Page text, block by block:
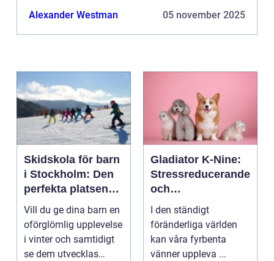
Alexander Westman 05 november 2025
Skidskola för barn
i Stockholm: Den
perfekta platsen
för små blivande
skidåkare
Vill du ge dina barn en
oförglömlig upplevelse
i vinter och samtidigt
se dem utvecklas
Gladiator K-Nine:
Stressreducerande
och
ångestdämpande
hundhalsband
I den ständigt
föränderliga världen
kan våra fyrbenta
vänner uppleva ...